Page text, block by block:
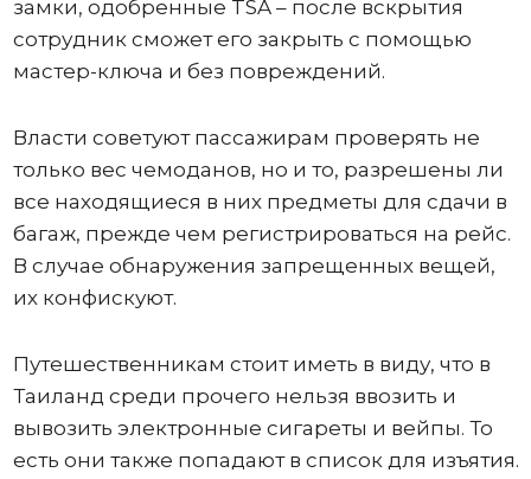
замки, одобренные TSA – после вскрытия
сотрудник сможет его закрыть с помощью
мастер-ключа и без повреждений.
Власти советуют пассажирам проверять не
только вес чемоданов, но и то, разрешены ли
все находящиеся в них предметы для сдачи в
багаж, прежде чем регистрироваться на рейс.
В случае обнаружения запрещенных вещей,
их конфискуют.
Путешественникам стоит иметь в виду, что в
Таиланд среди прочего нельзя ввозить и
вывозить электронные сигареты и вейпы. То
есть они также попадают в список для изъятия.